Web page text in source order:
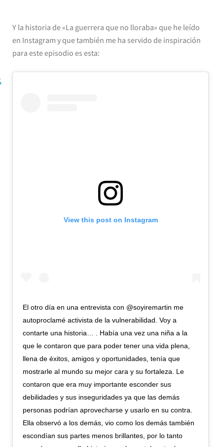
Y la historia de «La guerrera que no lloraba» que he leído
en Instagram y que también me ha servido de inspiración
para este episodio es esta:
View this post on Instagram
El otro día en una entrevista con @soyiremartin me
autoproclamé activista de la vulnerabilidad. Voy a
contarte una historia… . Había una vez una niña a la
que le contaron que para poder tener una vida plena,
llena de éxitos, amigos y oportunidades, tenía que
mostrarle al mundo su mejor cara y su fortaleza. Le
contaron que era muy importante esconder sus
debilidades y sus inseguridades ya que las demás
personas podrían aprovecharse y usarlo en su contra.
Ella observó a los demás, vio como los demás también
escondían sus partes menos brillantes, por lo tanto